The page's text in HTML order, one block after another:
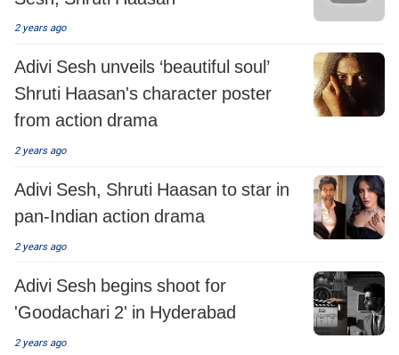
2 years ago
Adivi Sesh unveils ‘beautiful soul’
Shruti Haasan's character poster
from action drama
2 years ago
Adivi Sesh, Shruti Haasan to star in
pan-Indian action drama
2 years ago
Adivi Sesh begins shoot for
'Goodachari 2' in Hyderabad
2 years ago